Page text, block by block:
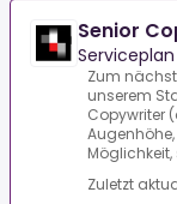
Senior
Zum
unserem
Copywriter
Zuletzt